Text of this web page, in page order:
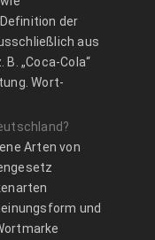
der
aus
„Coca-Cola“
Wort-
Arten von
und